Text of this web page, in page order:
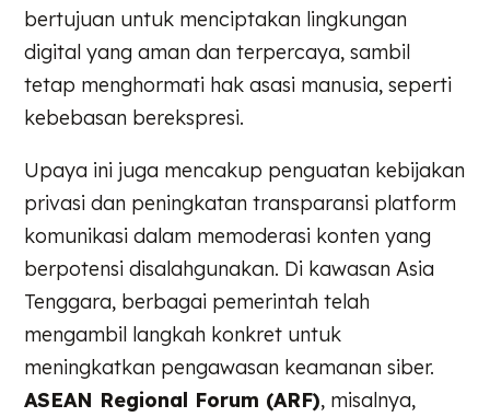
bertujuan untuk menciptakan lingkungan
digital yang aman dan terpercaya, sambil
tetap menghormati hak asasi manusia, seperti
kebebasan berekspresi.
Upaya ini juga mencakup penguatan kebijakan
privasi dan peningkatan transparansi platform
komunikasi dalam memoderasi konten yang
berpotensi disalahgunakan. Di kawasan Asia
Tenggara, berbagai pemerintah telah
mengambil langkah konkret untuk
meningkatkan pengawasan keamanan siber.
ASEAN Regional Forum (ARF), misalnya,